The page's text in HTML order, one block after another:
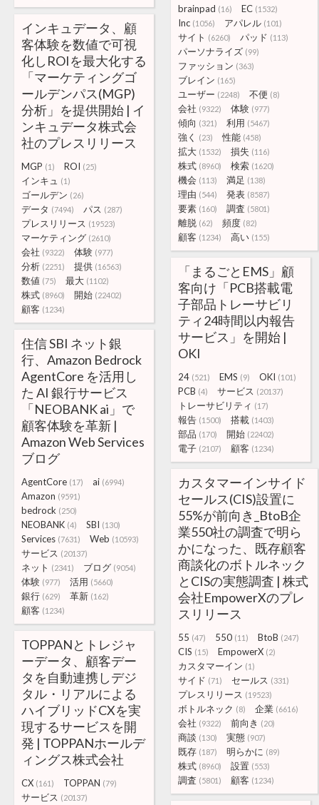
brainpad (16) EC (1532)
Inc (1056) アパレル (101)
サイト (6260) パッド (113)
パーソナライズ (99)
ファッション (363)
ブレイン (165)
ユーザー (2248) 不便 (8)
会社 (9322) 体験 (977)
傾向 (321) 利用 (5467)
強く (23) 性能 (458)
拡大 (1532) 損失 (116)
株式 (8960) 検索 (1620)
機会 (113) 満足 (138)
理由 (544) 発表 (8587)
要素 (160) 調査 (5801)
離脱 (62) 頻度 (82)
顧客 (1234) 高い (155)
インキュデータ、顧
客体験を数値で可視
化しROIを最大化する
「マーケティングゴ
ールデンパス(MGP)
分析」を提供開始 | イ
ンキュデータ株式会
社のプレスリリース
MGP (1) ROI (25)
インキュ (1)
ゴールデン (26)
データ (7494) パス (287)
プレスリリース (19523)
マーケティング (2610)
会社 (9322) 体験 (977)
分析 (2251) 提供 (16563)
数値 (75) 最大 (1102)
株式 (8960) 開始 (22402)
顧客 (1234)
「まるごとEMS」顧
客向け「PCB搭載電
子部品トレーサビリ
ティ24時間以内報告
サービス」を開始 |
OKI
24 (521) EMS (9) OKI (101)
PCB (4) サービス (20137)
トレーサビリティ (17)
報告 (1500) 搭載 (1403)
部品 (170) 開始 (22402)
電子 (2107) 顧客 (1234)
住信 SBI ネット銀
行、Amazon Bedrock
AgentCore を活用し
た AI 銀行サービス
「NEOBANK ai」で
顧客体験を革新 |
Amazon Web Services
ブログ
AgentCore (17) ai (6994)
Amazon (9591)
bedrock (250)
NEOBANK (4) SBI (130)
Services (7631) Web (10593)
サービス (20137)
ネット (2341) ブログ (9054)
体験 (977) 活用 (5660)
銀行 (629) 革新 (162)
顧客 (1234)
カスタマーインサイド
セールス(CIS)設置に
55%が前向き_BtoB企
業550社の調査で明ら
かになった、既存顧客
商談化のボトルネック
とCISの実態調査 | 株式
会社EmpowerXのプレ
スリリース
55 (47) 550 (11) BtoB (247)
CIS (15) EmpowerX (2)
カスタマーイン (1)
サイド (71) セールス (331)
プレスリリース (19523)
ボトルネック (8) 企業 (6616)
会社 (9322) 前向き (20)
商談 (130) 実態 (907)
既存 (187) 明らかに (89)
株式 (8960) 設置 (553)
調査 (5801) 顧客 (1234)
TOPPANとトレジャ
ーデータ、顧客デー
タを自動連携しデジ
タル・リアルによる
ハイブリッドCXを実
現するサービスを開
発 | TOPPANホールデ
ィングス株式会社
CX (161) TOPPAN (79)
サービス (20137)